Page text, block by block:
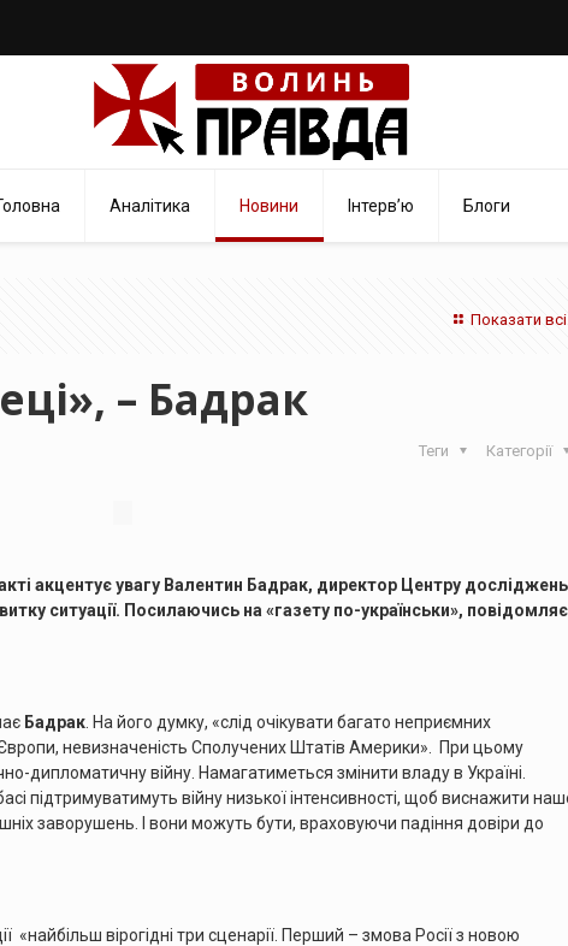
Аналітика Новини Інтерв’ю Блоги
Показати всі
– Бадрак
Категорії
Теги
акцентує увагу Валентин Бадрак, директор Центру досліджень
ситуації. Посилаючись на «газету по-українськи», повідомляє
Бадрак. На його думку, «слід очікувати багато неприємних
невизначеність Сполучених Штатів Америки». При цьому
дипломатичну війну. Намагатиметься змінити владу в Україні.
підтримуватимуть війну низької інтенсивності, щоб виснажити
заворушень. І вони можуть бути, враховуючи падіння довіри до
вірогідні три сценарії. Перший – змова Росії з новою